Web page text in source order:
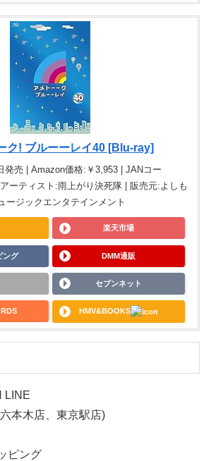
ク! ブルーーレイ40 [Blu-ray]
発売 | Amazon価格:￥3,953 | JANコー
ーティスト:雨上がり決死隊 | 販売元:よしも
ージックエンタテインメント
楽天市場
ング DMM通販
セブンネット
HMV&BOOKS
LINE
本木店、東京駅店)
ピング